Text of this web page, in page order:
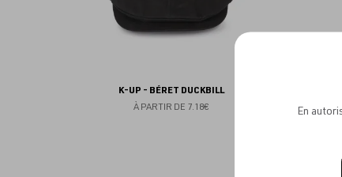
K-UP - BÉRET DUCKBILL
À PARTIR DE 7.18€
En